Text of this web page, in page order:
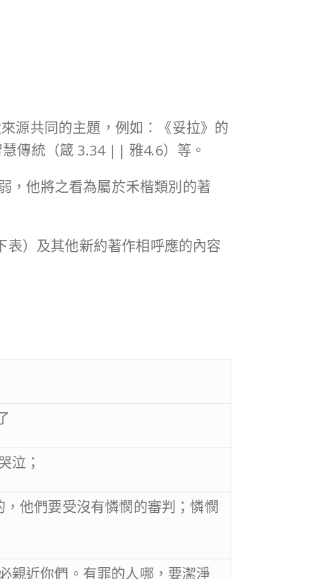
源共同的主題，例如：《妥拉》的
傳統（箴 3.34 || 雅4.6）等。
，他將之看為屬於禾楷類別的著
）及其他新約著作相呼應的內容
泣；
他們要受沒有憐憫的審判；憐憫
親近你們。有罪的人哪，要潔淨